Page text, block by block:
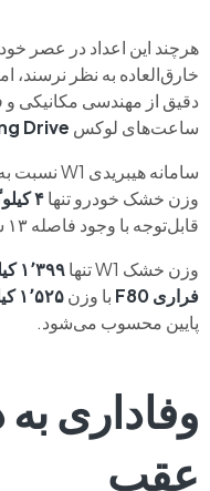
هرچند این اعداد در عصر
دقیق از مهندسی مکانیکی
ساعت‌های لوکس Drive
سامانه هیبریدی W1 نسبت به
وزن خشک خودرو تنها۴ کیلوگرم
قابل‌توجه با وجود فاصله ۱۳ ساله میان این دو مدل.
وزن خشک W1 تنها
۱٬۳۹۹ کیلوگرم
فراری F80
با وزن۱٬۵۲۵ کیلوگرم
پایین محسوب می‌شود.
وفاداری
عقب